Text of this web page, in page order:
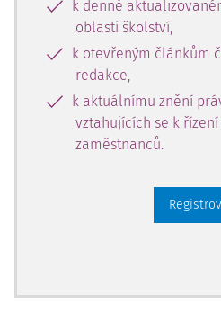
k denně
oblasti školství,
k otevřeným článkům
redakce,
k aktuálnímu znění
vztahujících se k
zaměstnanců.